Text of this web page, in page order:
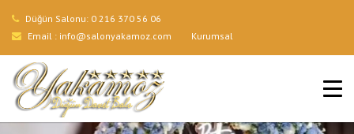
Düğün Salonu: 0 216 370 56 06
Email : info@salonyakamoz.com Kurumsal
ANA SAYFA
HIZMETLERIMIZ